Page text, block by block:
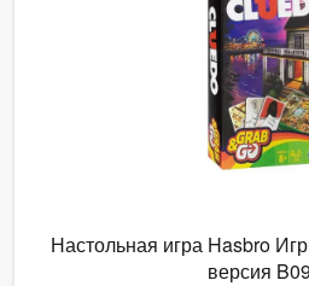
Настольная игра Hasbro
версия